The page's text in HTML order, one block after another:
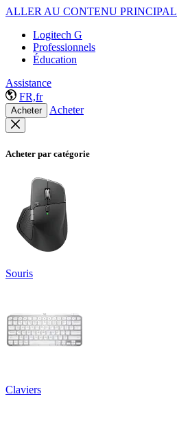
ALLER AU CONTENU PRINCIPAL
Logitech G
Professionnels
Éducation
Assistance
FR,fr
Acheter Acheter
Acheter par catégorie
Souris
Claviers